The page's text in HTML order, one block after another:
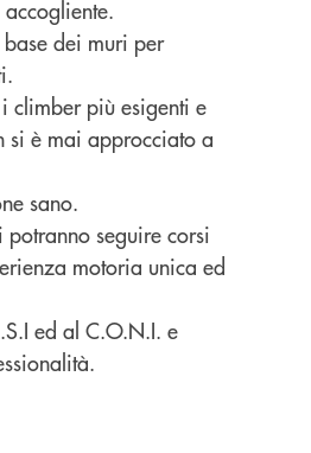
dei muri per
climber più esigenti e
si è mai approcciato a
sano.
potranno seguire corsi
motoria unica ed
ed al C.O.N.I. e